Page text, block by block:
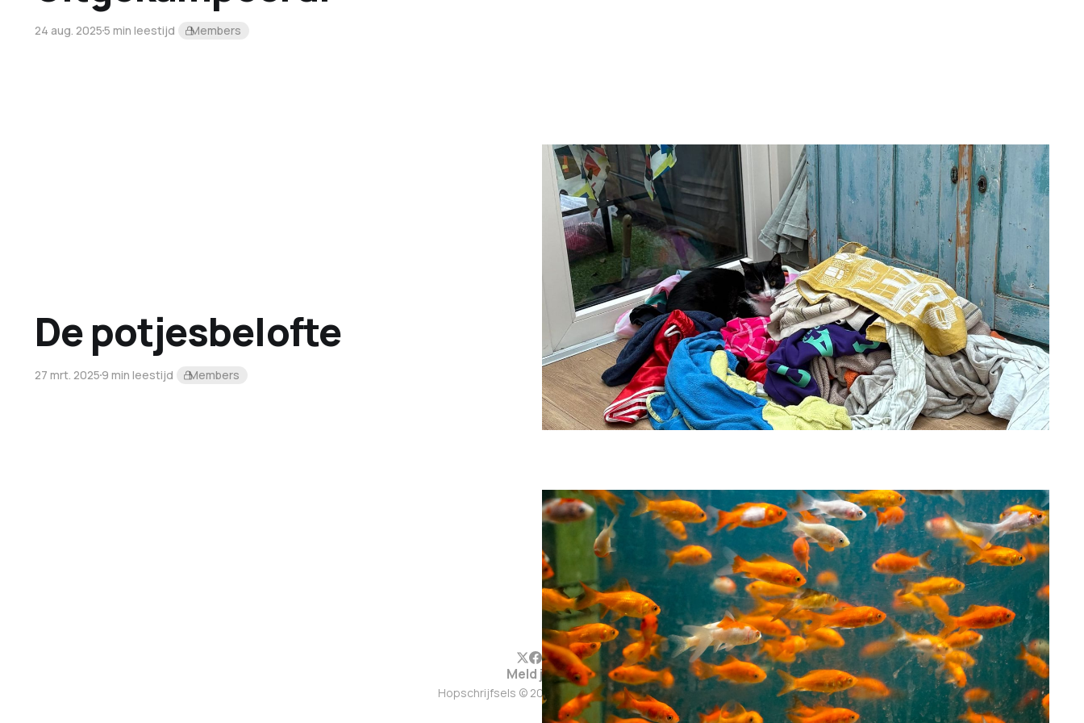
24 aug. 20255 min leestijd Members
De potjesbelofte
27 mrt. 20259 min leestijd Members
Meld je aan
Hopschrijfsels © 2026. Werkt opGhost